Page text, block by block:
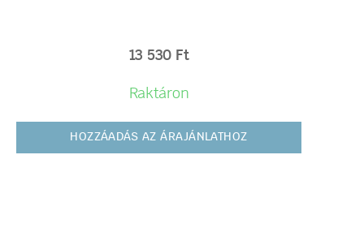
13 530 Ft
Raktáron
HOZZÁADÁS AZ ÁRAJÁNLATHOZ